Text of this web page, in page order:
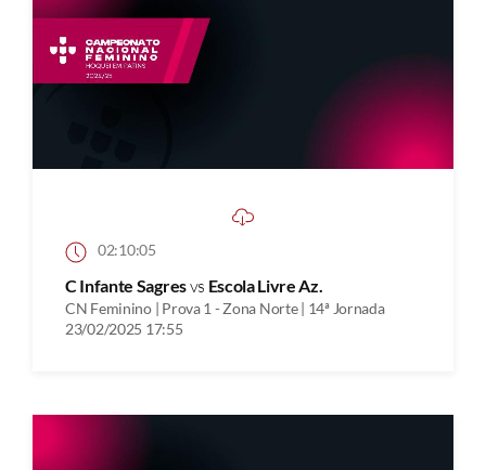
02:10:05
C Infante Sagresvs Escola Livre Az.
CN Feminino | Prova 1 - Zona Norte | 14ª Jornada
23/02/2025 17:55